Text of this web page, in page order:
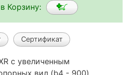
Корзину:
Сертификат
с увеличенным
вил (b4 - 900)